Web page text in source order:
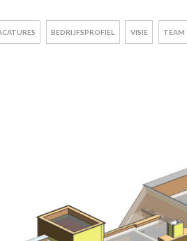
BEDRIJFSPROFIEL VISIE TEAM